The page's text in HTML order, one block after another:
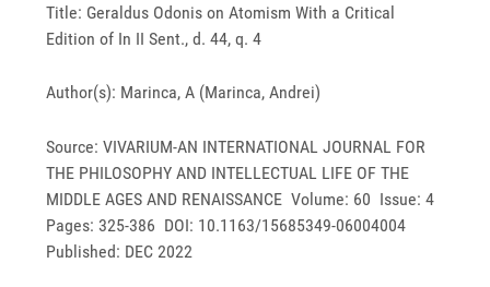
Title: Geraldus Odonis on Atomism With a Critical
Edition of In II Sent., d. 44, q. 4
Author(s): Marinca, A (Marinca, Andrei)
Source: VIVARIUM-AN INTERNATIONAL JOURNAL FOR
THE PHILOSOPHY AND INTELLECTUAL LIFE OF THE
MIDDLE AGES AND RENAISSANCE Volume: 60 Issue: 4
Pages: 325-386 DOI: 10.1163/15685349-06004004
Published: DEC 2022